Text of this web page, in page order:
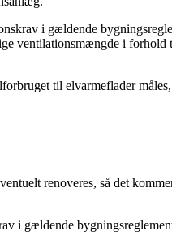
i gældende
ventilationsmængde i forhold
til elvarmeflader
renoveres, så det
i gældende